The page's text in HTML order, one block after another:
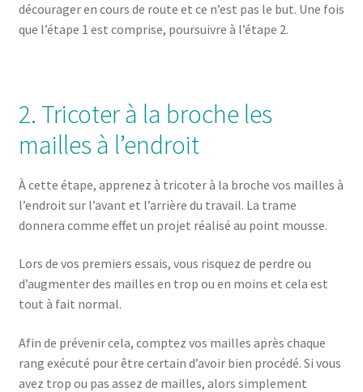
décourager en cours de route et ce n’est pas le but. Une fois
que l’étape 1 est comprise, poursuivre à l’étape 2.
2. Tricoter à la broche les
mailles à l’endroit
À cette étape, apprenez à tricoter à la broche vos mailles à
l’endroit sur l’avant et l’arrière du travail. La trame
donnera comme effet un projet réalisé au point mousse.
Lors de vos premiers essais, vous risquez de perdre ou
d’augmenter des mailles en trop ou en moins et cela est
tout à fait normal.
Afin de prévenir cela, comptez vos mailles après chaque
rang exécuté pour être certain d’avoir bien procédé. Si vous
avez trop ou pas assez de mailles, alors simplement